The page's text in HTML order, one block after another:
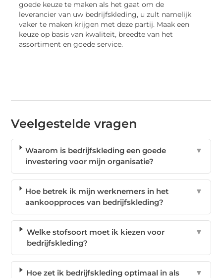
goede keuze te maken als het gaat om de
leverancier van uw bedrijfskleding, u zult namelijk
vaker te maken krijgen met deze partij. Maak een
keuze op basis van kwaliteit, breedte van het
assortiment en goede service.
Veelgestelde vragen
Waarom is bedrijfskleding een goede
investering voor mijn organisatie?
▼
Hoe betrek ik mijn werknemers in het
aankoopproces van bedrijfskleding?
▼
Welke stofsoort moet ik kiezen voor
bedrijfskleding?
▼
Hoe zet ik bedrijfskleding optimaal in als
▼